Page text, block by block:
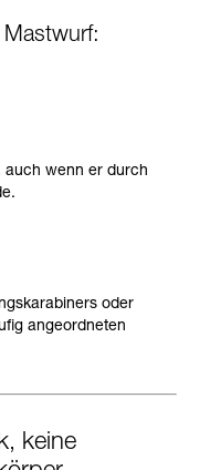
auch wenn er durch
oder
angeordneten
keine